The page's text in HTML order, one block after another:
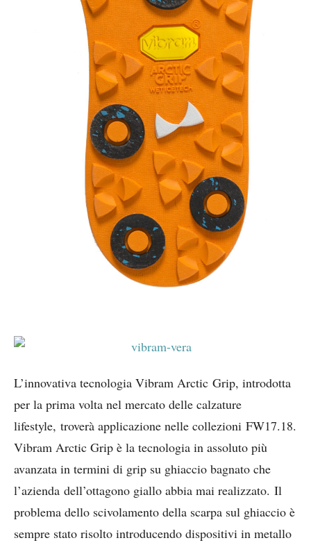
L’innovativa tecnologia Vibram Arctic Grip, introdotta
per la prima volta nel mercato delle calzature
lifestyle, troverà applicazione nelle collezioni FW17.18.
Vibram Arctic Grip è la tecnologia in assoluto più
avanzata in termini di grip su ghiaccio bagnato che
l’azienda dell’ottagono giallo abbia mai realizzato. Il
problema dello scivolamento della scarpa sul ghiaccio è
sempre stato risolto introducendo dispositivi in metallo